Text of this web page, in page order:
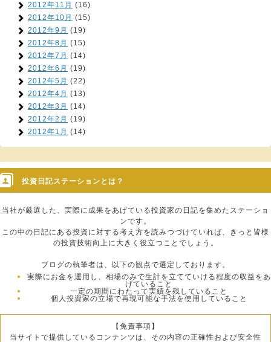
2012年11月 (16)
2012年10月 (15)
2012年9月 (19)
2012年8月 (15)
2012年7月 (14)
2012年6月 (19)
2012年5月 (22)
2012年4月 (13)
2012年3月 (14)
2012年2月 (19)
2012年1月 (14)
投資日記ステーションとは？
当社が厳選した、実際に成果をあげている投資家の日記を集めたステーショ
ンです。
この中の日記にある投資に対する考え方を読みつづけていれば、きっと皆様
の投資技術向上に大きく役立つことでしょう。
ブログの執筆者は、以下の観点で選定しております。
実際にお金を運用し、相場のみで生計を立てていける程度の収益をあ
げていること
一定の期間にわたって実績を残していること
個人投資家の立場で再現可能な手法を使用していること
【免責事項】
当サイトで提供しているコンテンツは、その内容の正確性および安全性